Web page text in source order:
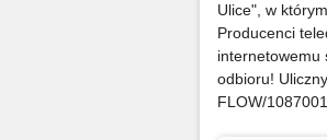
Ulice", w
Producenci
internetowemu
odbioru!
FLOW/